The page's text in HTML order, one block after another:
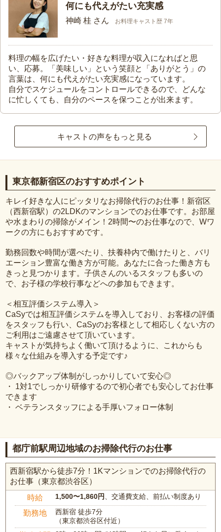
何にも代えがたい充実感
神崎 桂 さん お料理キャスト歴 7年
料理の幅を広げたい・好きな料理が収入になればと思
い、応募。「美味しい」という笑顔と「ありがとう」の
言葉は、何にも代えがたい充実感になっています。
自分でスケジュールをコントロールできるので、どんな
に忙しくても、自分のペースを保つことが出来ます。
キャストの声をもっと見る
東京都新宿区のおすすめポイント
キレイ好きな人にピッタリなお掃除代行のお仕事！新宿区
（西新宿駅）の2LDKのマンションでのお仕事です。お部屋
や水まわりの掃除がメイン！2時間〜のお仕事なので、Wワ
ークの方にもおすすめです。
勤務回数や時間が選べたり、扶養枠内で働けたりと、バリ
エーション豊富な働き方が可能。あなたに合った働き方も
きっと見つかります。子供さんのいるスタッフも多いの
で、お子様の学校行事などへの参加もできます。
＜相互評価システム導入＞
CaSyでは相互評価システムを導入しており、お客様の評価
をスタッフも行い、CaSyのお客様として相応しくない方の
ご利用はご遠慮させて頂いています。
キャストが気持ちよく働いて頂けるように、これからも
様々な仕組みを導入する予定です♪
◎バックアップ体制がしっかりしていて安心◎
・ 1対1でしっかり研修するので初心者でも安心してお仕事
できます
・ ベテランスタッフによる手厚いフォロー体制
都庁前駅周辺地域のお掃除代行のお仕事
西新宿駅から徒歩7分！1Kマンションでのお掃除代行の
お仕事（東京都渋谷区）
時給 1,500〜1,860円、交通費支給、前払い制度あり
勤務地
西新宿 徒歩7分
（東京都渋谷区付近）